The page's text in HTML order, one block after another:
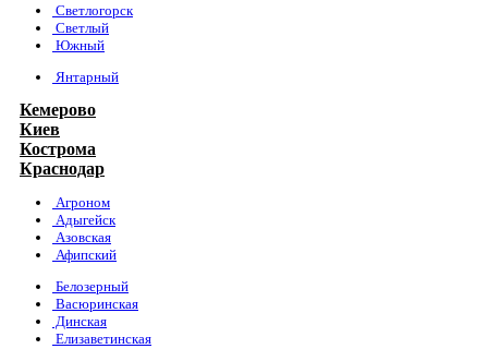
Светлогорск
Светлый
Южный
Янтарный
Кемерово
Киев
Кострома
Краснодар
Агроном
Адыгейск
Азовская
Афипский
Белозерный
Васюринская
Динская
Елизаветинская